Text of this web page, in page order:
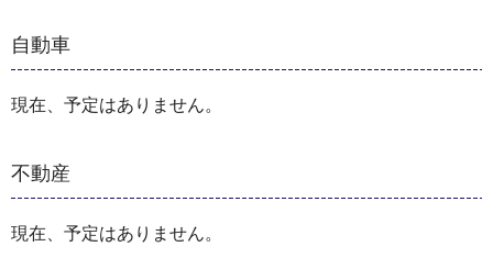
自動車
現在、予定はありません。
不動産
現在、予定はありません。